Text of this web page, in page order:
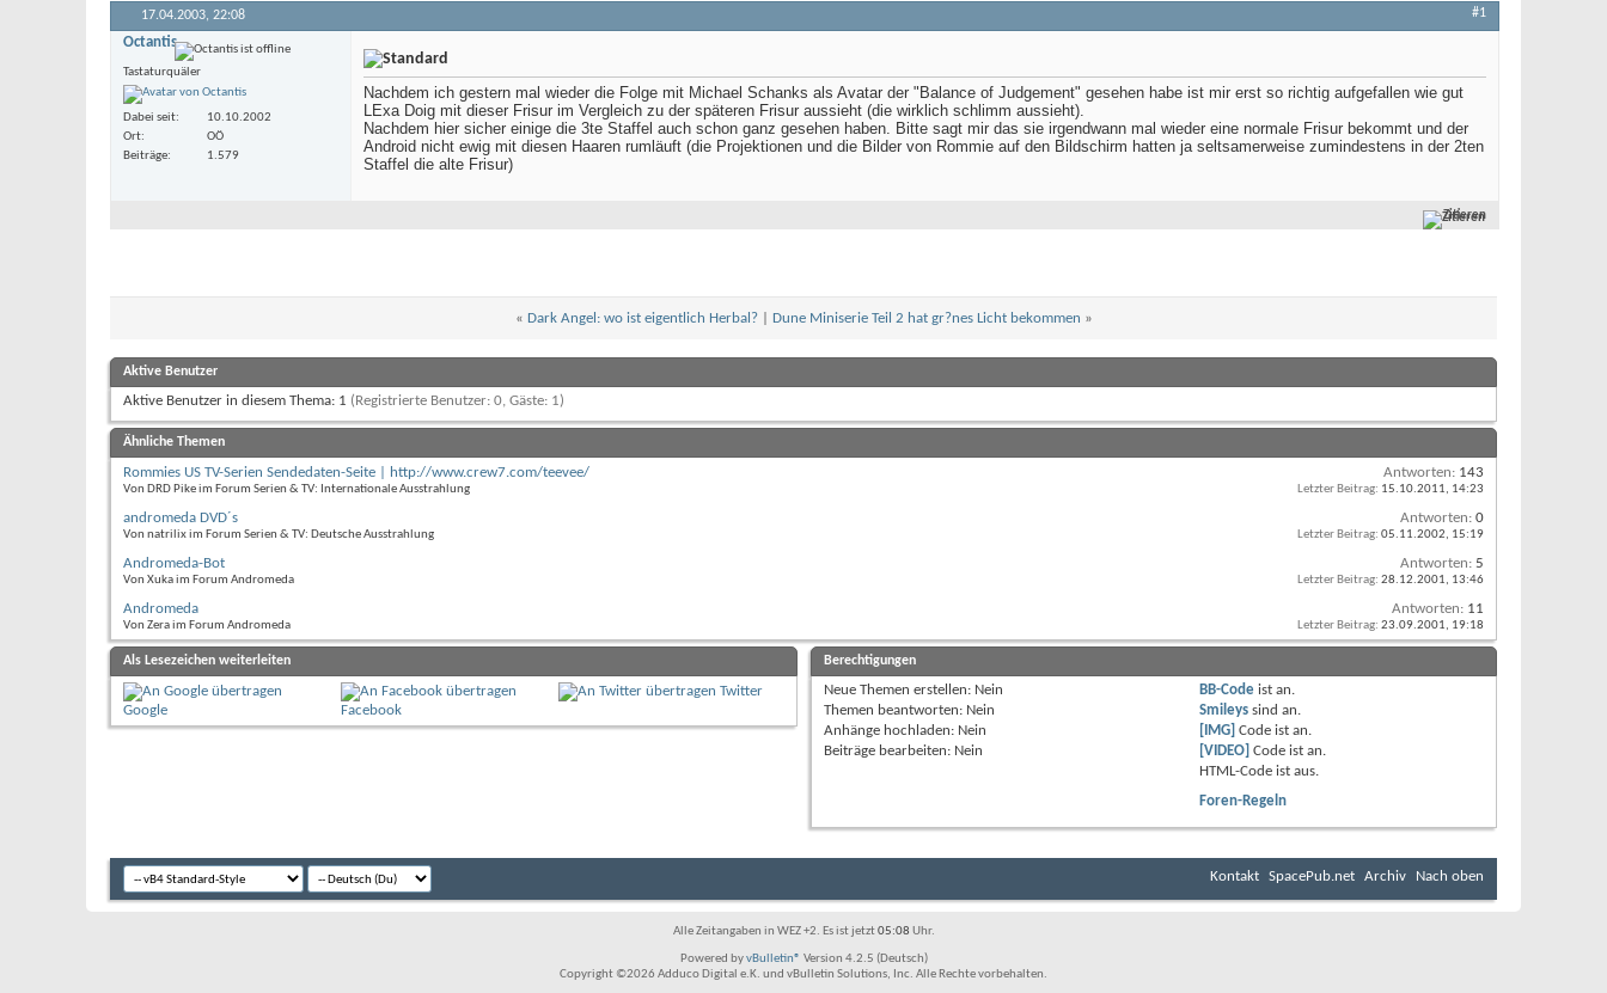
17.04.2003, 22:08 #1
Octantis
Tastaturquäler
Dabei seit
10.10.2002
Ort
OÖ
Beiträge
1.579
Nachdem ich gestern mal wieder die Folge mit Michael Schanks als Avatar der "Balance of Judgement" gesehen habe ist mir erst so richtig aufgefallen wie gut
LExa Doig mit dieser Frisur im Vergleich zu der späteren Frisur aussieht (die wirklich schlimm aussieht).
Nachdem hier sicher einige die 3te Staffel auch schon ganz gesehen haben. Bitte sagt mir das sie irgendwann mal wieder eine normale Frisur bekommt und der
Android nicht ewig mit diesen Haaren rumläuft (die Projektionen und die Bilder von Rommie auf den Bildschirm hatten ja seltsamerweise zumindestens in der 2ten
Staffel die alte Frisur)
Zitieren
« Dark Angel: wo ist eigentlich Herbal?| Dune Miniserie Teil 2 hat gr?nes Licht bekommen »
Aktive Benutzer
Aktive Benutzer in diesem Thema: 1 (Registrierte Benutzer: 0, Gäste: 1)
Ähnliche Themen
Rommies US TV-Serien Sendedaten-Seite | http://www.crew7.com/teevee/
Von DRD Pike im Forum Serien & TV: Internationale Ausstrahlung
Antworten: 143
Letzter Beitrag: 15.10.2011, 14:23
andromeda DVD´s
Von natrilix im Forum Serien & TV: Deutsche Ausstrahlung
Antworten: 0
Letzter Beitrag: 05.11.2002, 15:19
Andromeda-Bot
Von Xuka im Forum Andromeda
Antworten: 5
Letzter Beitrag: 28.12.2001, 13:46
Andromeda
Von Zera im Forum Andromeda
Antworten: 11
Letzter Beitrag: 23.09.2001, 19:18
Als Lesezeichen weiterleiten
Google Facebook
Twitter
Berechtigungen
Neue Themen erstellen: Nein
Themen beantworten: Nein
Anhänge hochladen: Nein
Beiträge bearbeiten: Nein
BB-Codeist an.
Smileyssind an.
[IMG] Code ist an.
[VIDEO] Code ist an.
HTML-Code ist aus.
Foren-Regeln
Kontakt SpacePub.net Archiv Nach oben
Alle Zeitangaben in WEZ +2. Es ist jetzt05:08 Uhr.
Powered byvBulletin® Version 4.2.5 (Deutsch)
Copyright ©2026 Adduco Digital e.K. und vBulletin Solutions, Inc. Alle Rechte vorbehalten.